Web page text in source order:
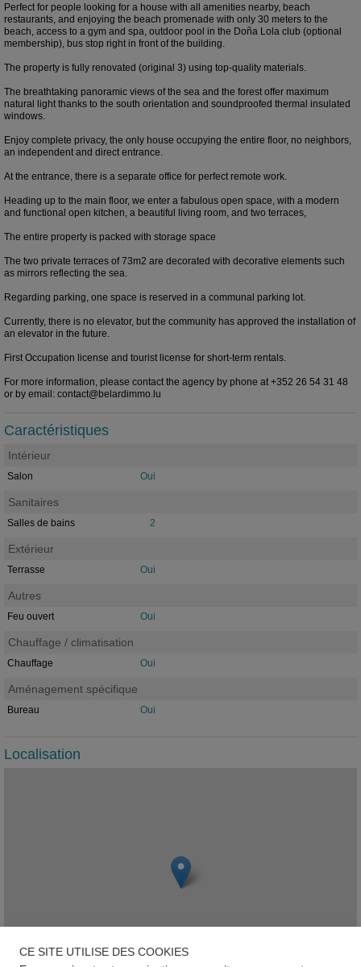
Perfect for people looking for a house with all amenities nearby, beach
restaurants, and enjoying the beach promenade with only 30 meters to the
beach, access to a gym and spa, outdoor pool in the Doña Lola club (optional
membership), bus stop right in front of the building.
The property is fully renovated (original 3) using top-quality materials.
The breathtaking panoramic views of the sea and the forest offer maximum
natural light thanks to the south orientation and soundproofed thermal insulated
windows.
Enjoy complete privacy, the only house occupying the entire floor, no neighbors,
an independent and direct entrance.
At the entrance, there is a separate office for perfect remote work.
Heading up to the main floor, we enter a fabulous open space, with a modern
and functional open kitchen, a beautiful living room, and two terraces,
The entire property is packed with storage space
The two private terraces of 73m2 are decorated with decorative elements such
as mirrors reflecting the sea.
Regarding parking, one space is reserved in a communal parking lot.
Currently, there is no elevator, but the community has approved the installation of
an elevator in the future.
First Occupation license and tourist license for short-term rentals.
For more information, please contact the agency by phone at +352 26 54 31 48
or by email: contact@belardimmo.lu
Caractéristiques
Intérieur
Salon Oui
Sanitaires
Salles de bains 2
Extérieur
Terrasse Oui
Autres
Feu ouvert Oui
Chauffage / climatisation
Chauffage Oui
Aménagement spécifique
Bureau Oui
Localisation
CE SITE UTILISE DES COOKIES